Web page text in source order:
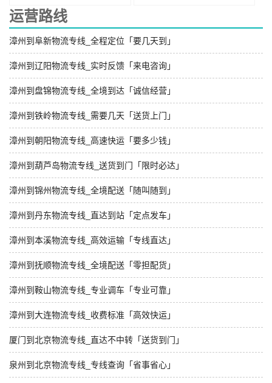
运营路线
漳州到阜新物流专线_全程定位「要几天到」
漳州到辽阳物流专线_实时反馈「来电咨询」
漳州到盘锦物流专线_全境到达「诚信经营」
漳州到铁岭物流专线_需要几天「送货上门」
漳州到朝阳物流专线_高速快运「要多少钱」
漳州到葫芦岛物流专线_送货到门「限时必达」
漳州到锦州物流专线_全境配送「随叫随到」
漳州到丹东物流专线_直达到站「定点发车」
漳州到本溪物流专线_高效运输「专线直达」
漳州到抚顺物流专线_全境配送「零担配货」
漳州到鞍山物流专线_专业调车「专业可靠」
漳州到大连物流专线_收费标准「高效快运」
厦门到北京物流专线_直达不中转「送货到门」
泉州到北京物流专线_专线查询「省事省心」